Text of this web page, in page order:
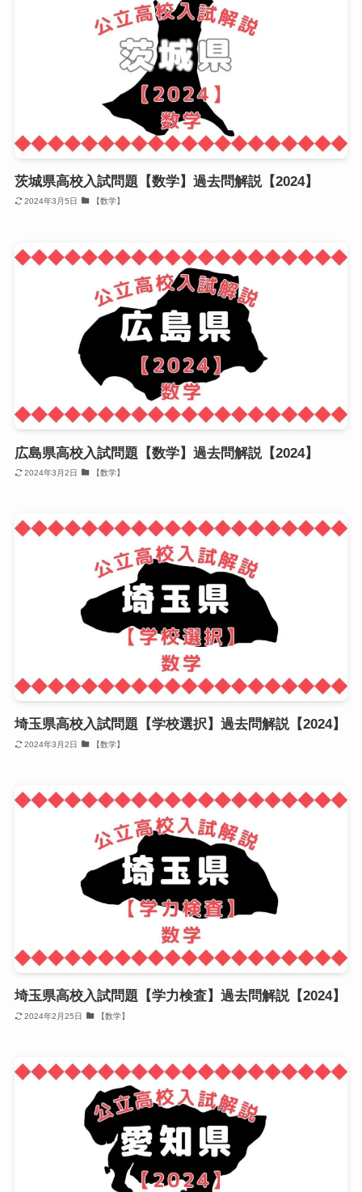
茨城県高校入試問題【数学】過去問解説【2024】
2024年3月5日 【数学】
広島県高校入試問題【数学】過去問解説【2024】
2024年3月2日 【数学】
埼玉県高校入試問題【学校選択】過去問解説【2024】
2024年3月2日 【数学】
埼玉県高校入試問題【学力検査】過去問解説【2024】
2024年2月25日 【数学】